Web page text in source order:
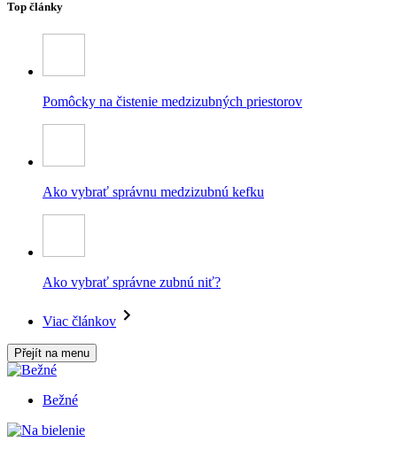
Top články
Pomôcky na čistenie medzizubných priestorov
Ako vybrať správnu medzizubnú kefku
Ako vybrať správne zubnú niť?
Viac článkov
Přejít na menu
Bežné